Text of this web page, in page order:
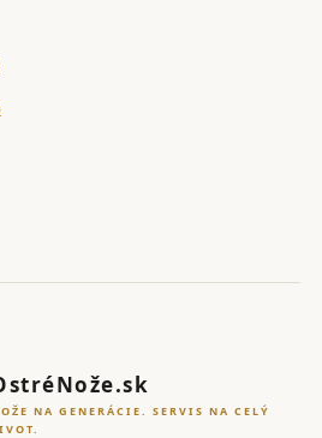
NA GENERÁCIE. SERVIS NA CELÝ